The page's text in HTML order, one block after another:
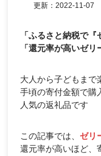
更新：2022-11-07
「ふるさと納税で
「還元率が高いゼリ
大人から子どもまで
手頃の寄付金額で購
人気の返礼品です
この記事では、ゼリ
還元率が高いほど、